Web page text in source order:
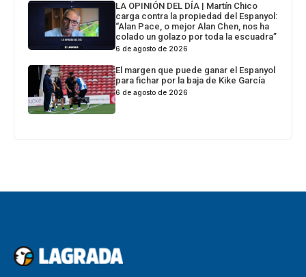
LA OPINIÓN DEL DÍA | Martín Chico
carga contra la propiedad del Espanyol:
“Alan Pace, o mejor Alan Chen, nos ha
colado un golazo por toda la escuadra”
6 de agosto de 2026
El margen que puede ganar el Espanyol
para fichar por la baja de Kike García
6 de agosto de 2026